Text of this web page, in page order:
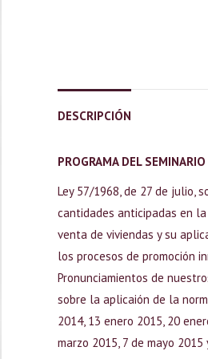
DESCRIPCIÓN
PROGRAMA DEL SEMINARIO
Ley 57/1968, de 27 de julio,
cantidades anticipadas en
venta de viviendas y su
los procesos de promoción
Pronunciamientos de
sobre la aplicaión de la
2014, 13 enero 2015, 20
marzo 2015, 7 de mayo 2015